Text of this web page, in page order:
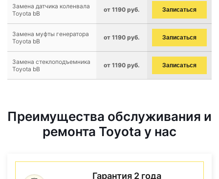
Замена датчика коленвала
Toyota bB
от 1190 руб. Записаться
Замена муфты генератора
Toyota bB
от 1190 руб. Записаться
Замена стеклоподъемника
Toyota bB
от 1190 руб. Записаться
Преимущества обслуживания и
ремонта Toyota у нас
Гарантия 2 года